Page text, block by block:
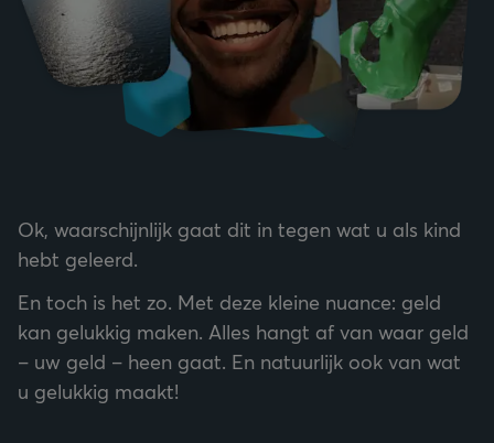
Ok, waarschijnlijk gaat dit in tegen wat u als kind
hebt geleerd.
En toch is het zo. Met deze kleine nuance: geld
kan gelukkig maken. Alles hangt af van waar geld
– uw geld – heen gaat. En natuurlijk ook van wat
u gelukkig maakt!